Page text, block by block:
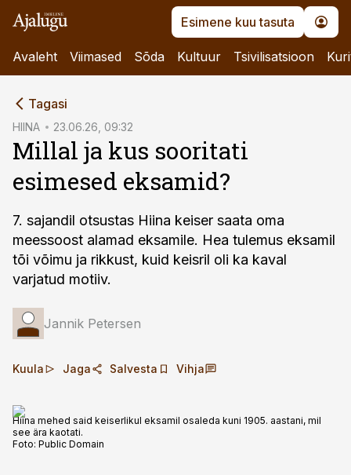
Esimene kuu tasuta
Avaleht Viimased Sõda Kultuur Tsivilisatsioon
Tagasi
HIINA 23.06.26, 09:32
Millal ja kus sooritati
esimesed eksamid?
7. sajandil otsustas Hiina keiser saata oma
meessoost alamad eksamile. Hea tulemus eksamil
tõi võimu ja rikkust, kuid keisril oli ka kaval
varjatud motiiv.
Jannik Petersen
Kuula Jaga Salvesta Vihja
Hiina mehed said keiserlikul eksamil osaleda kuni 1905. aastani, mil
see ära kaotati.
Foto: Public Domain